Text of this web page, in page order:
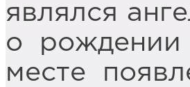
являлся
о рождении
месте